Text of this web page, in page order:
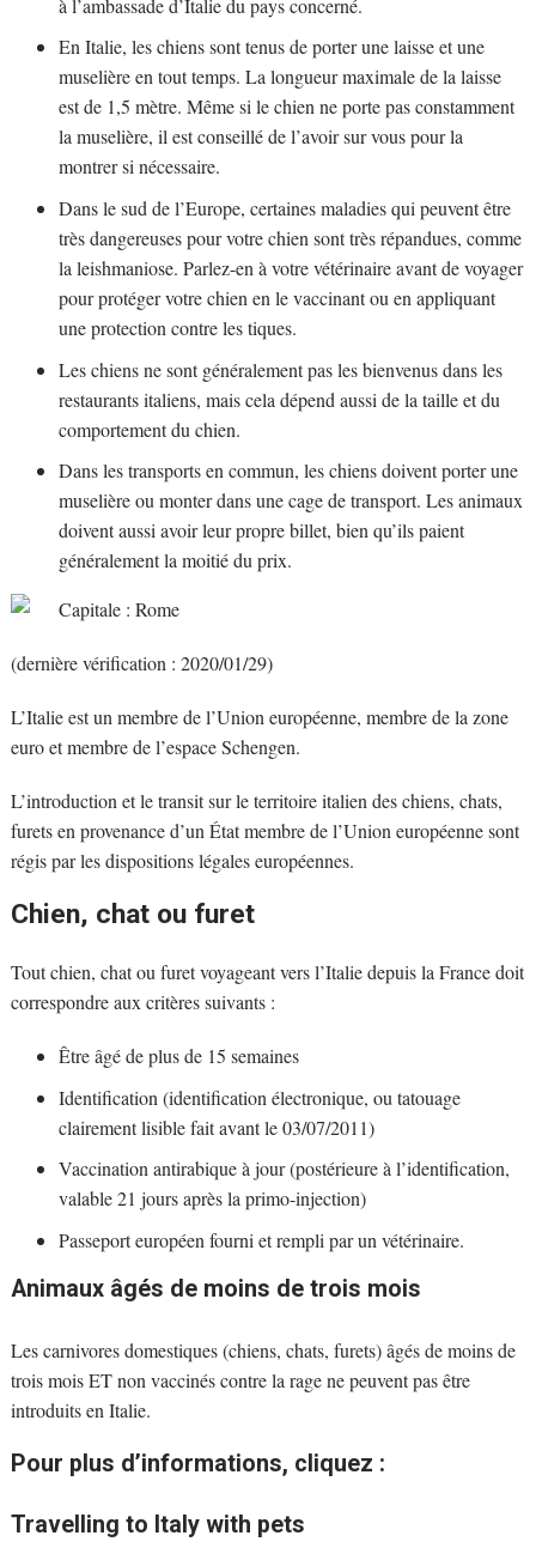
à l’ambassade d’Italie du pays concerné.
En Italie, les chiens sont tenus de porter une laisse et une
muselière en tout temps. La longueur maximale de la laisse
est de 1,5 mètre. Même si le chien ne porte pas constamment
la muselière, il est conseillé de l’avoir sur vous pour la
montrer si nécessaire.
Dans le sud de l’Europe, certaines maladies qui peuvent être
très dangereuses pour votre chien sont très répandues, comme
la leishmaniose. Parlez-en à votre vétérinaire avant de voyager
pour protéger votre chien en le vaccinant ou en appliquant
une protection contre les tiques.
Les chiens ne sont généralement pas les bienvenus dans les
restaurants italiens, mais cela dépend aussi de la taille et du
comportement du chien.
Dans les transports en commun, les chiens doivent porter une
muselière ou monter dans une cage de transport. Les animaux
doivent aussi avoir leur propre billet, bien qu’ils paient
généralement la moitié du prix.
Capitale : Rome
(dernière vérification : 2020/01/29)
L’Italie est un membre de l’Union européenne, membre de la zone
euro et membre de l’espace Schengen.
L’introduction et le transit sur le territoire italien des chiens, chats,
furets en provenance d’un État membre de l’Union européenne sont
régis par les dispositions légales européennes.
Chien, chat ou furet
Tout chien, chat ou furet voyageant vers l’Italie depuis la France doit
correspondre aux critères suivants :
Être âgé de plus de 15 semaines
Identification (identification électronique, ou tatouage
clairement lisible fait avant le 03/07/2011)
Vaccination antirabique à jour (postérieure à l’identification,
valable 21 jours après la primo-injection)
Passeport européen fourni et rempli par un vétérinaire.
Animaux âgés de moins de trois mois
Les carnivores domestiques (chiens, chats, furets) âgés de moins de
trois mois ET non vaccinés contre la rage ne peuvent pas être
introduits en Italie.
Pour plus d’informations, cliquez :
Travelling to Italy with pets